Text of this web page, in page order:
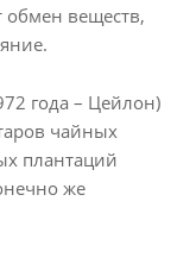
обмен веществ,
года – Цейлон)
чайных
плантаций
же